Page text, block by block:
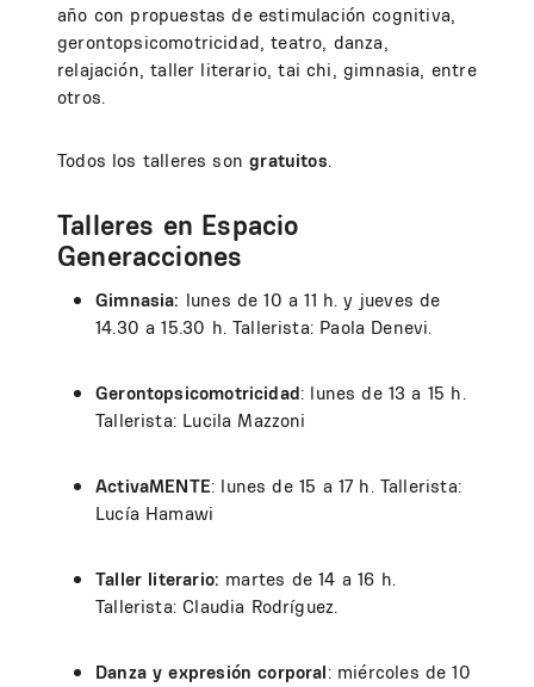
año con propuestas de estimulación cognitiva,
gerontopsicomotricidad, teatro, danza,
relajación, taller literario, tai chi, gimnasia, entre
otros.
Todos los talleres songratuitos.
Talleres en Espacio
Generacciones
Gimnasia: lunes de 10 a 11 h. y jueves de
14.30 a 15.30 h. Tallerista: Paola Denevi.
Gerontopsicomotricidad: lunes de 13 a 15 h.
Tallerista: Lucila Mazzoni
ActivaMENTE: lunes de 15 a 17 h. Tallerista:
Lucía Hamawi
Taller literario: martes de 14 a 16 h.
Tallerista: Claudia Rodríguez.
Danza y expresión corporal: miércoles de 10